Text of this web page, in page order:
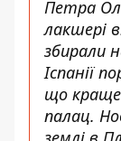
Петра
лакшері
збирали
Іспанії
що
палац.